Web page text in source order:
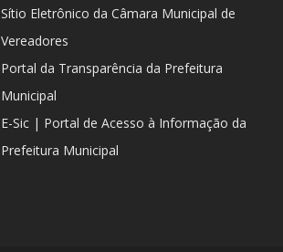
Sítio Eletrônico da Câmara Municipal de
Vereadores
Portal da Transparência da Prefeitura
Municipal
E-Sic | Portal de Acesso à Informação da
Prefeitura Municipal